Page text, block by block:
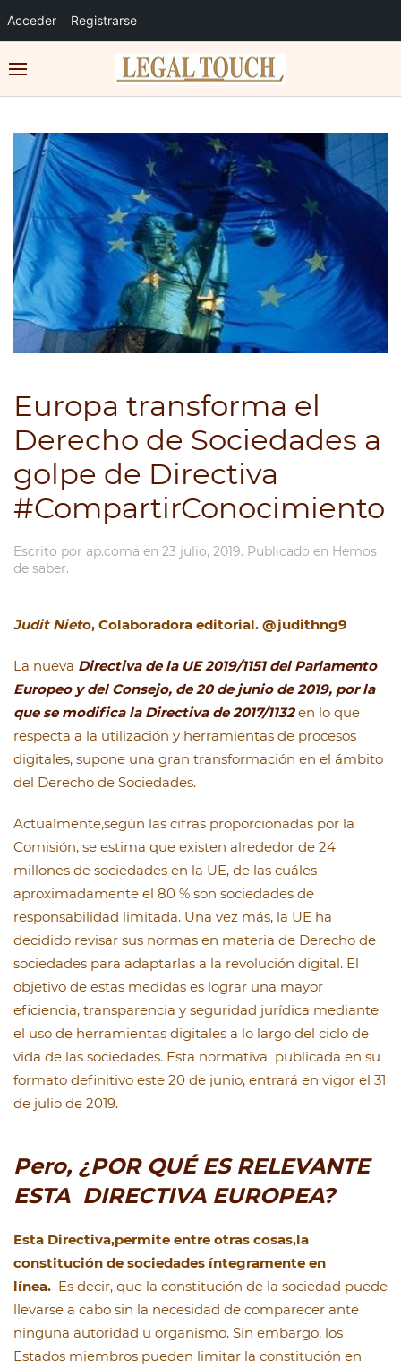
Acceder Registrarse
Europa transforma el
Derecho de Sociedades a
golpe de Directiva
#CompartirConocimiento
Escrito por ap.coma en 23 julio, 2019. Publicado en Hemos
de saber.
Judit Nieto, Colaboradora editorial. @judithng9
La nueva Directiva de la UE 2019/1151 del Parlamento
Europeo y del Consejo, de 20 de junio de 2019, por la
que se modifica la Directiva de 2017/1132 en lo que
respecta a la utilización y herramientas de procesos
digitales, supone una gran transformación en el ámbito
del Derecho de Sociedades.
Actualmente,según las cifras proporcionadas por la
Comisión, se estima que existen alrededor de 24
millones de sociedades en la UE, de las cuáles
aproximadamente el 80 % son sociedades de
responsabilidad limitada. Una vez más, la UE ha
decidido revisar sus normas en materia de Derecho de
sociedades para adaptarlas a la revolución digital. El
objetivo de estas medidas es lograr una mayor
eficiencia, transparencia y seguridad jurídica mediante
el uso de herramientas digitales a lo largo del ciclo de
vida de las sociedades. Esta normativa publicada en su
formato definitivo este 20 de junio, entrará en vigor el 31
de julio de 2019.
Pero, ¿POR QUÉ ES RELEVANTE
ESTA DIRECTIVA EUROPEA?
Esta Directiva,permite entre otras cosas,la
constitución de sociedades íntegramente en
línea. Es decir, que la constitución de la sociedad puede
llevarse a cabo sin la necesidad de comparecer ante
ninguna autoridad u organismo. Sin embargo, los
Estados miembros pueden limitar la constitución en